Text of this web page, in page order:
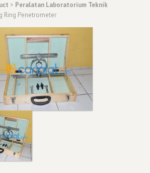
> Peralatan Laboratorium Teknik
Ring Penetrometer